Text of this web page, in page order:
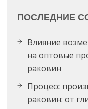
ПОСЛЕДНИЕ
Влияние
на оптовые
раковин
Процесс
раковин: от